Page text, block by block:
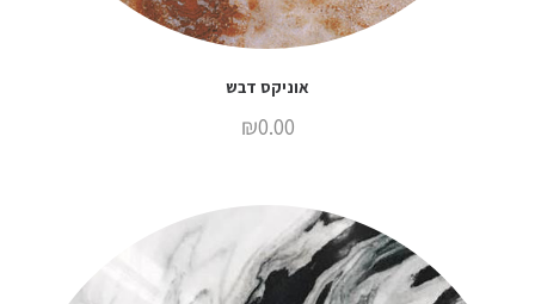
אוניקס דבש
₪0.00